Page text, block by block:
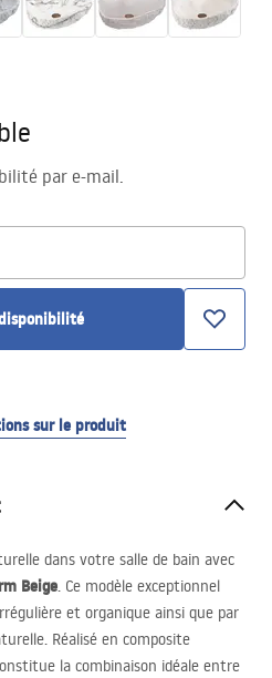
par e-mail.
sur le produit
dans votre salle de bain avec
Beige. Ce modèle exceptionnel
et organique ainsi que par
Réalisé en composite
la combinaison idéale entre